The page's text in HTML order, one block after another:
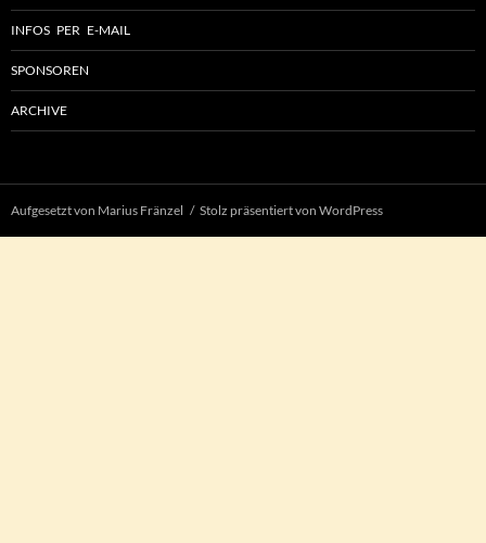
INFOS PER E-MAIL
SPONSOREN
ARCHIVE
Aufgesetzt von Marius Fränzel Stolz präsentiert von WordPress